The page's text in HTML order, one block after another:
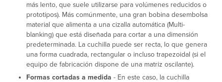
más lento, que suele utilizarse para volúmenes reducidos o
prototipos). Más comúnmente, una gran bobina desembolsa
material que alimenta a una cizalla automática (Multi-
blanking) que está diseñada para cortar a una dimensión
predeterminada. La cuchilla puede ser recta, lo que genera
una forma cuadrada, rectangular o incluso trapezoidal (si el
equipo de fabricación dispone de una matriz oscilante).
Formas cortadas a medida - En este caso, la cuchilla